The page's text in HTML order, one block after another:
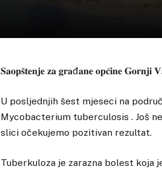
𝐒𝐚𝐨𝐩𝐬̌𝐭𝐞𝐧𝐣𝐞 𝐳𝐚 𝐠𝐫𝐚đ𝐚𝐧𝐞 𝐨𝐩𝐜́𝐢𝐧𝐞 𝐆𝐨𝐫𝐧𝐣𝐢
U posljednjih šest mjeseci na
Mycobacterium tuberculosis . Još
slici očekujemo pozitivan rezultat.
Tuberkuloza je zarazna bolest koja